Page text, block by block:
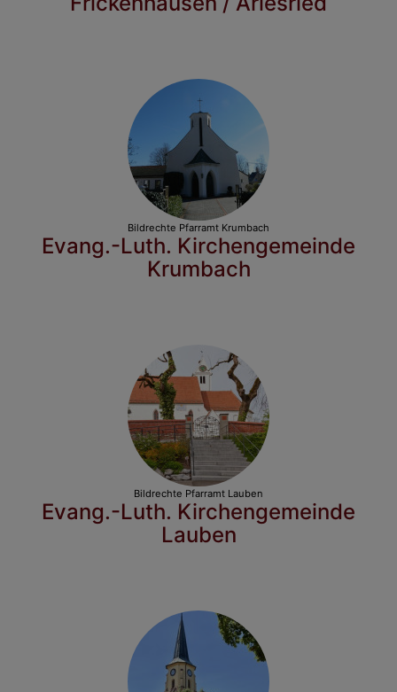
Bildrechte Pfarramt Krumbach
Evang.-Luth. Kirchengemeinde
Krumbach
Bildrechte Pfarramt Lauben
Evang.-Luth. Kirchengemeinde
Lauben